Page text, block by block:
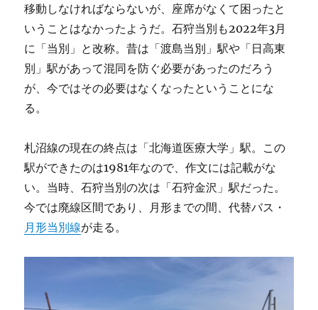
移動しなければならないが、座席がなくて困ったと
いうことはなかったようだ。石狩当別も2022年3月
に「当別」と改称。昔は「渡島当別」駅や「日高東
別」駅があって混同を防ぐ必要があったのだろう
が、今ではその必要はなくなったということにな
る。
札沼線の現在の終点は「北海道医療大学」駅。この
駅ができたのは1981年なので、作文には記載がな
い。当時、石狩当別の次は「石狩金沢」駅だった。
今では廃線区間であり、月形までの間、代替バス・
月形当別線が走る。